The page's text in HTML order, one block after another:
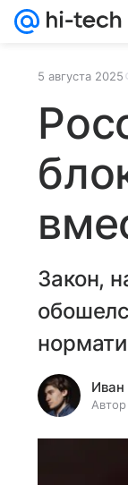
5 августа 2025
Закон,
Иван